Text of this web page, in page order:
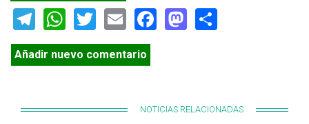
Telegram
WhatsApp
TwitterEmailFacebook
Mastodon
Añadir nuevo comentario
NOTICIAS RELACIONADAS